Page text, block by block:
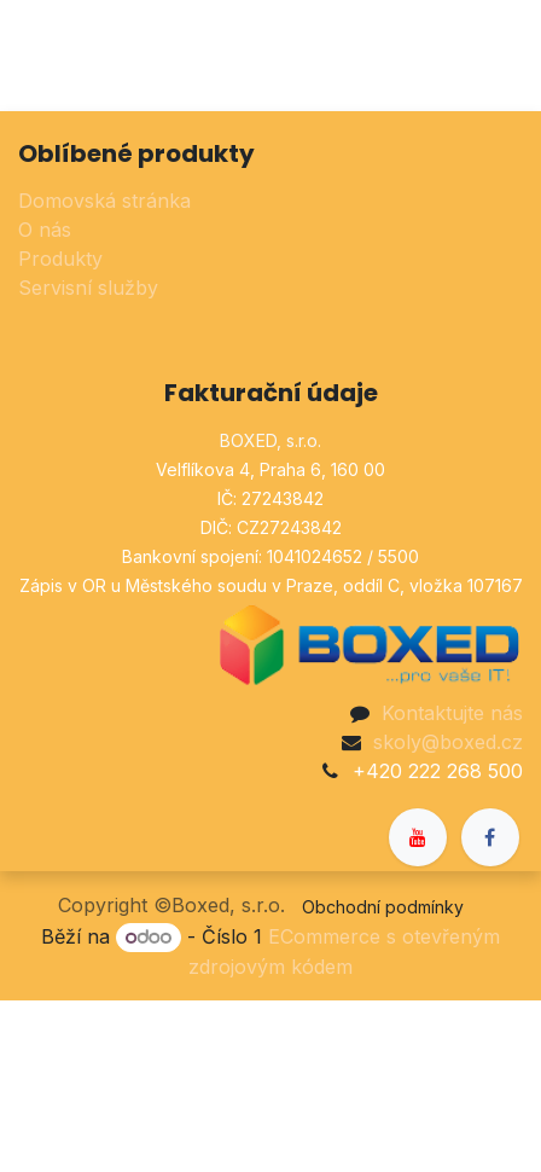
Oblíbené produkty
Domovská stránka
O nás
Produkty
Servisní služby
Fakturační údaje
BOXED, s.r.o.
Velflíkova 4, Praha 6, 160 00
IČ: 27243842
DIČ: CZ27243842
Bankovní spojení: 1041024652 / 5500
Zápis v OR u Městského soudu v Praze, oddíl C, vložka 107167
Kontaktujte nás
skoly@boxed.cz
+420 222 268 500
Copyright ©Boxed, s.r.o. Obchodní podmínky
Běží na - Číslo 1 ECommerce s otevřeným
zdrojovým kódem